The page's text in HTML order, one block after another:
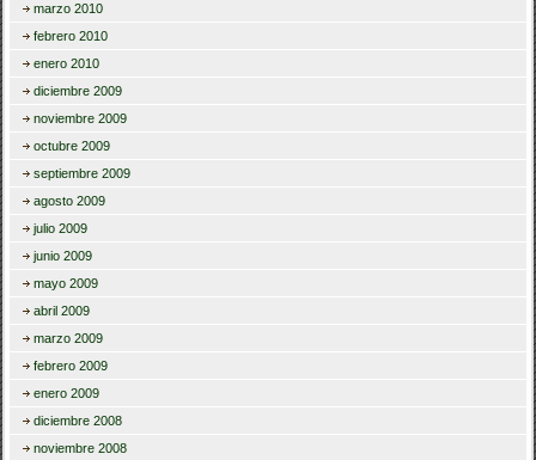
marzo 2010
febrero 2010
enero 2010
diciembre 2009
noviembre 2009
octubre 2009
septiembre 2009
agosto 2009
julio 2009
junio 2009
mayo 2009
abril 2009
marzo 2009
febrero 2009
enero 2009
diciembre 2008
noviembre 2008